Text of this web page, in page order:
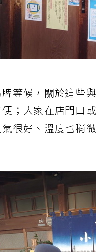
等候，關於這些
；大家在店門口
很好、溫度也稍